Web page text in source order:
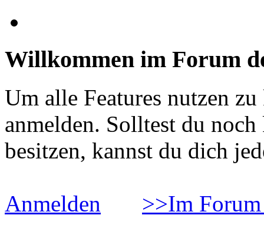
Willkommen im Forum
Um alle Features nutzen
anmelden. Solltest du
besitzen, kannst du dich
Anmelden
>>Im